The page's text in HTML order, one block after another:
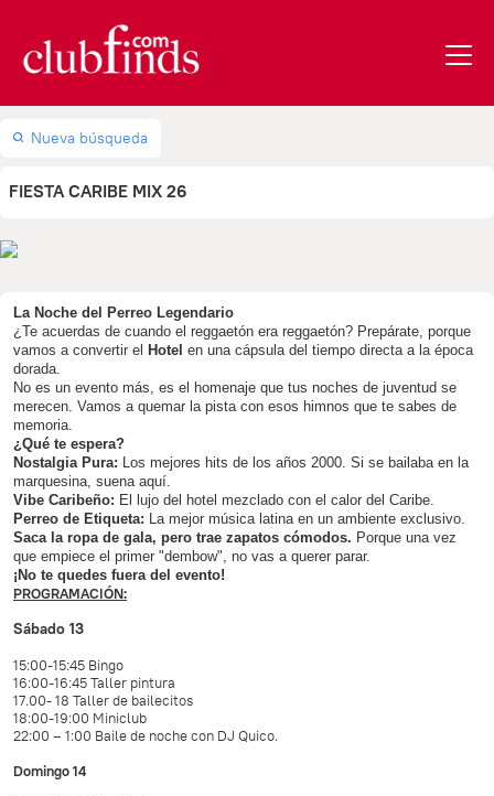
Nueva búsqueda
FIESTA CARIBE MIX 26
La Noche del Perreo Legendario
¿Te acuerdas de cuando el reggaetón era reggaetón? Prepárate, porque
vamos a convertir el Hotel en una cápsula del tiempo directa a la época
dorada.
No es un evento más, es el homenaje que tus noches de juventud se
merecen. Vamos a quemar la pista con esos himnos que te sabes de
memoria.
¿Qué te espera?
Nostalgia Pura: Los mejores hits de los años 2000. Si se bailaba en la
marquesina, suena aquí.
Vibe Caribeño: El lujo del hotel mezclado con el calor del Caribe.
Perreo de Etiqueta: La mejor música latina en un ambiente exclusivo.
Saca la ropa de gala, pero trae zapatos cómodos. Porque una vez
que empiece el primer "dembow", no vas a querer parar.
¡No te quedes fuera del evento!
PROGRAMACIÓN:
Sábado 13
15:00-15:45 Bingo
16:00-16:45 Taller pintura
17.00- 18 Taller de bailecitos
18:00-19:00 Miniclub
22:00 – 1:00 Baile de noche con DJ Quico.
Domingo 14